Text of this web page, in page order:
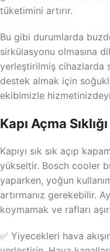
tüketimini artırır.
Bu gibi durumlarda
sirkülasyonu olmasına
yerleştirilmiş cihazlarda
destek almak için
ekibimizle
Kapı Açma
Kapıyı sık sık açıp
yükseltir. Bosch cooler
yaparken, yoğun
artırmanız gerekebilir.
koymamak ve rafları
✅ Yiyecekleri hava